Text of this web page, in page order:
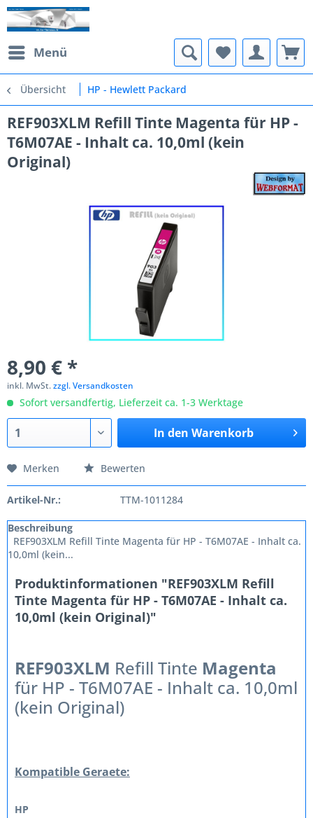
Menü
Übersicht HP - Hewlett Packard
REF903XLM Refill Tinte Magenta für HP -
T6M07AE - Inhalt ca. 10,0ml (kein
Original)
8,90 € *
inkl. MwSt.zzgl. Versandkosten
Sofort versandfertig, Lieferzeit ca. 1-3 Werktage
In den Warenkorb
Merken Bewerten
Artikel-Nr.: TTM-1011284
Beschreibung
REF903XLM Refill Tinte Magenta für HP - T6M07AE - Inhalt ca.
10,0ml (kein...
Produktinformationen "REF903XLM Refill
Tinte Magenta für HP - T6M07AE - Inhalt ca.
10,0ml (kein Original)"
REF903XLM Refill Tinte Magenta
für HP - T6M07AE - Inhalt ca. 10,0ml
(kein Original)
Kompatible Geraete:
HP